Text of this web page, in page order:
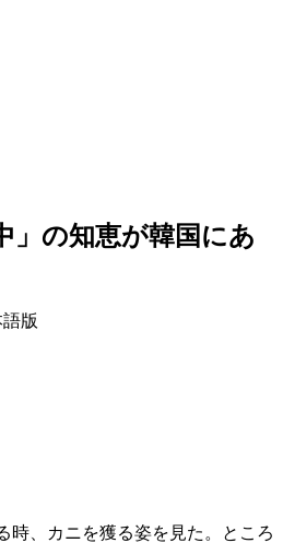
」の知恵が韓国にあ
版
時、カニを獲る姿を見た。ところ